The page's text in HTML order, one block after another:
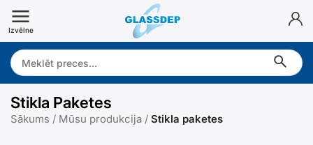
Doties
uz
saturu
Izvēlne
Search:
Stikla Paketes
Sākums / Mūsu produkcija / Stikla paketes